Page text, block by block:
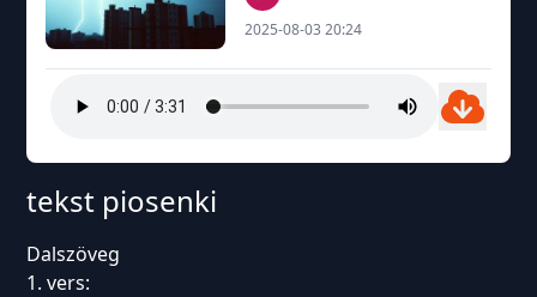
2025-08-03 20:24
tekst piosenki
Dalszöveg
1. vers: